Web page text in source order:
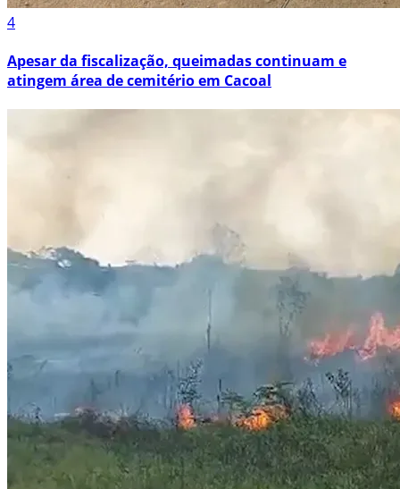
4
Apesar da fiscalização, queimadas continuam e
atingem área de cemitério em Cacoal